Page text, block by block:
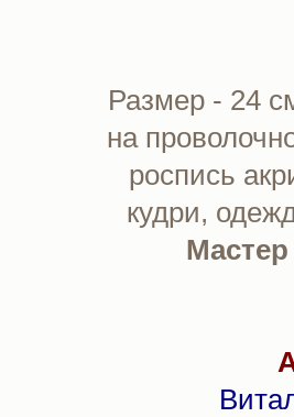
Размер - 24
на
роспись
кудри,